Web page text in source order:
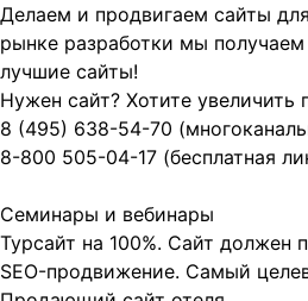
Делаем и продвигаем сайты
рынке разработки мы
лучшие сайты!
Нужен сайт? Хотите увеличить
8 (495) 638-54-70
8-800 505-04-17 (бесплатная
Семинары и вебинары
Турсайт на 100%. Сайт должен
SEO-продвижение. Самый